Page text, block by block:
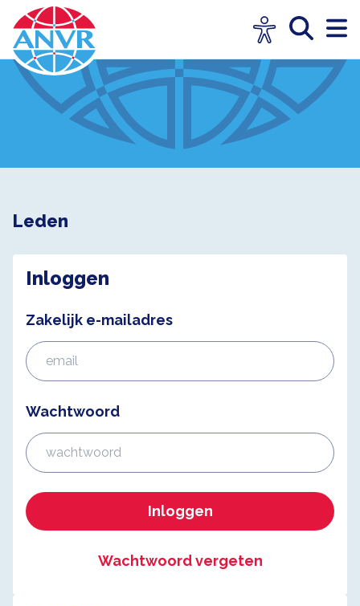
Leden
Inloggen
Zakelijk e-mailadres
Wachtwoord
Inloggen
Wachtwoord vergeten